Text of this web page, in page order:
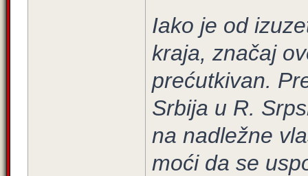
Iako je od
kraja, značaj
prećutkivan.
Srbija u R.
na nadležne
moći da se